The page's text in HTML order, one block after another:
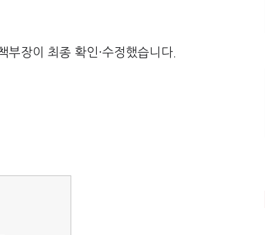
장이 최종 확인·수정했습니다.